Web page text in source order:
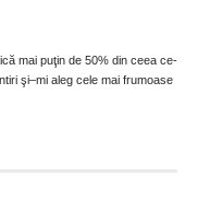
mai puţin de 50% din ceea ce-
şi–mi aleg cele mai frumoase